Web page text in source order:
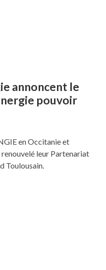
annoncent le
pouvoir
en Occitanie et
leur Partenariat
Toulousain.